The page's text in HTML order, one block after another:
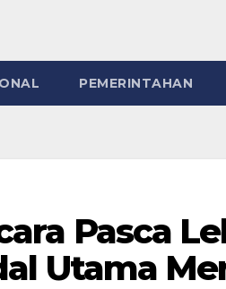
PEMERINTAHAN
Pasca
Utama